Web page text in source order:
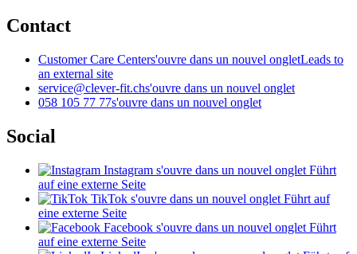
Contact
Customer Care Centers'ouvre dans un nouvel ongletLeads to
an external site
service@clever-fit.chs'ouvre dans un nouvel onglet
058 105 77 77s'ouvre dans un nouvel onglet
Social
Instagram s'ouvre dans un nouvel onglet Führt
auf eine externe Seite
TikTok s'ouvre dans un nouvel onglet Führt auf
eine externe Seite
Facebook s'ouvre dans un nouvel onglet Führt
auf eine externe Seite